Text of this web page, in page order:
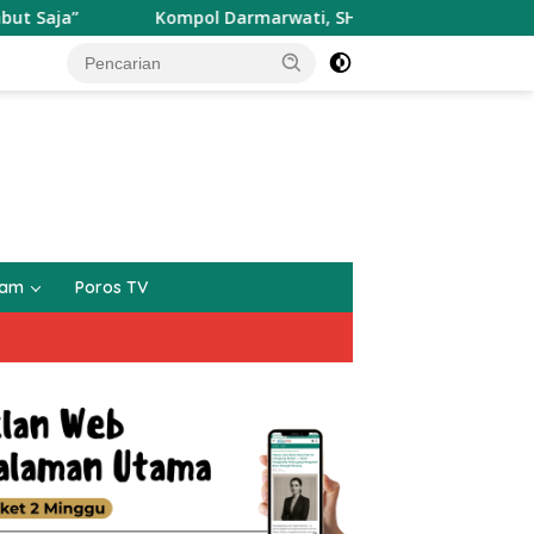
SH, MM, MH Memberikan Teguran Terhadap
Poros TV